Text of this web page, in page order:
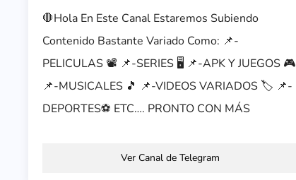
🛑Hola En Este Canal Estaremos Subiendo
Contenido Bastante Variado Como: 📌-
PELICULAS 📽️ 📌-SERIES 🖥️ 📌-APK Y JUEGOS 🎮
📌-MUSICALES 🎵 📌-VIDEOS VARIADOS 🏷️ 📌-
DEPORTES⚽ ETC…. PRONTO CON MÁS
Ver Canal de Telegram